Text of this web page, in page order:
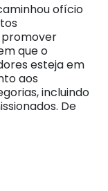
ofício
que o
esteja em
aos
incluindo
De